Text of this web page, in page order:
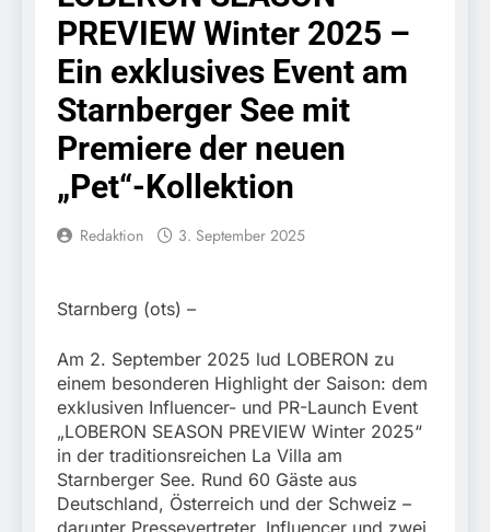
erschleicht rund 45.000
Euro Sozialleistungen
Ermittlungen der
Finanzkontrolle
rechtskräftiger
Verurteilung wegen
Betrugs
Bundespolizeidirektion
München: Europaweit
gesuchtes Mitglied einer
kriminellen Vereinigung
geht ins Netz –
Bundespolizei vollstreckt
europäischen
Auslieferungshaftbefehl
6. August 2026
Bundespolizeidirektion
München: Update zu den
Einsatzmaßnahmen der
Bundespolizei in
Saarbrücken
5. August 2026
Bundespolizeidirektion
München:
Beinahekollision an
Bahnübergang in Aubing
5. August 2026
verletzt
stillgelegtem
Bahngebäude
(Sendling)
5. August 2026
HZA-R: Zoll deckt auf:
Mehr als 17.000
Zigaretten in Fahrzeug
und Anhänger versteckt
Kontrolle in Waidhaus
führt zur Sicherstellung
unversteuerter Zigaretten
4. August 2026
Bundespolizeidirektion
München: Mit dem
Kraftfahrzeug über die
3. August 2026
PREVIEW Winter 2025 –
Ein exklusives Event am
Starnberger See mit
Premiere der neuen
„Pet“-Kollektion
Redaktion 3. September 2025
Starnberg (ots) –
Am 2. September 2025 lud LOBERON zu
einem besonderen Highlight der Saison: dem
exklusiven Influencer- und PR-Launch Event
„LOBERON SEASON PREVIEW Winter 2025“
in der traditionsreichen La Villa am
Starnberger See. Rund 60 Gäste aus
Deutschland, Österreich und der Schweiz –